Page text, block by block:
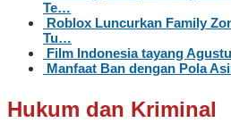
Te…
Roblox Luncurkan Family
Tu…
Film Indonesia tayang
Manfaat Ban dengan Pola
Hukum dan Kriminal